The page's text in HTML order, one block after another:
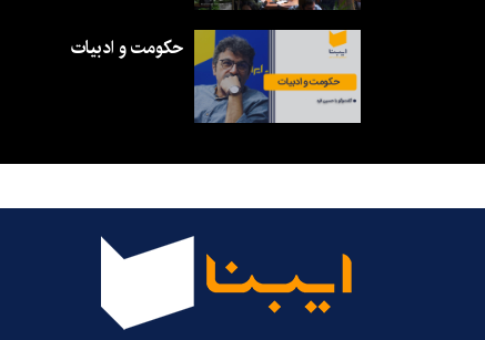
حکومت و ادبیات